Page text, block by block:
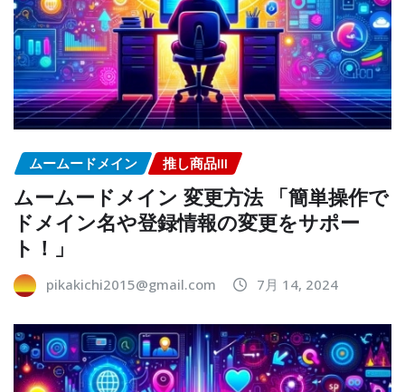
ムームードメイン 推し商品III
ムームードメイン 変更方法 「簡単操作で
ドメイン名や登録情報の変更をサポー
ト！」
pikakichi2015@gmail.com 7月 14, 2024